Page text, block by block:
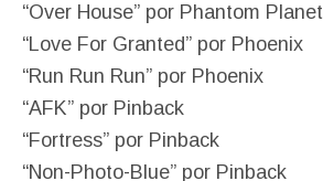
“Over House” por Phantom Planet
“Love For Granted” por Phoenix
“Run Run Run” por Phoenix
“AFK” por Pinback
“Fortress” por Pinback
“Non-Photo-Blue” por Pinback